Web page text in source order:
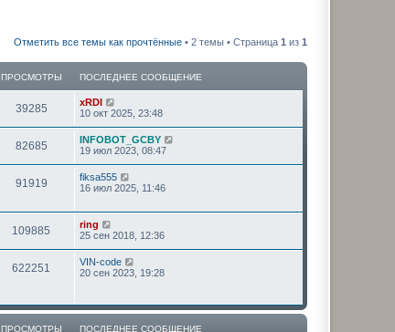
Отметить все темы как прочтённые • 2 темы • Страница 1 из 1
ПРОСМОТРЫ ПОСЛЕДНЕЕ СООБЩЕНИЕ
39285
xRDI
10 окт 2025, 23:48
82685
INFOBOT_GCBY
19 июл 2023, 08:47
91919
fiksa555
16 июл 2025, 11:46
109885
ring
25 сен 2018, 12:36
622251
VIN-code
20 сен 2023, 19:28
ПРОСМОТРЫ ПОСЛЕДНЕЕ СООБЩЕНИЕ